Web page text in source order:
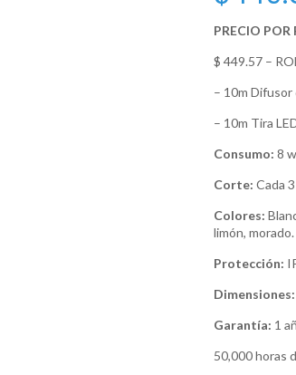
PRECIO
$ 449.57 –
– 10m Difusor
– 10m Tira
Consumo: 8
Corte: Cada
Colores:
limón, morado.
Protección:
Dimensiones:
Garantía: 1
50,000 horas